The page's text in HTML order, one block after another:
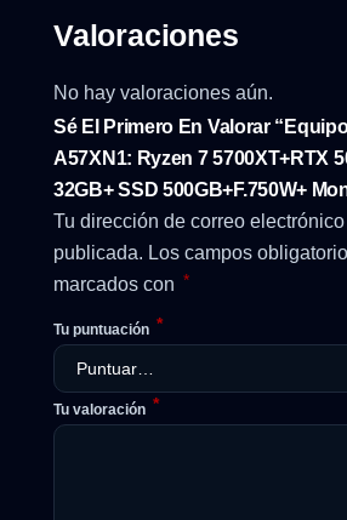
Valoraciones
No hay valoraciones aún.
Sé El Primero En Valorar
A57XN1: Ryzen 7 5700XT+RTX
32GB+ SSD 500GB+F.750W+
Tu dirección de correo
publicada. Los campos
marcados con *
Tu puntuación *
Tu valoración *